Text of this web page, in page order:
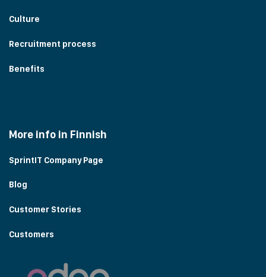
Culture
Recruitment process
Benefits
More info in Finnish
SprintIT Company Page
Blog
Customer Stories
Customers